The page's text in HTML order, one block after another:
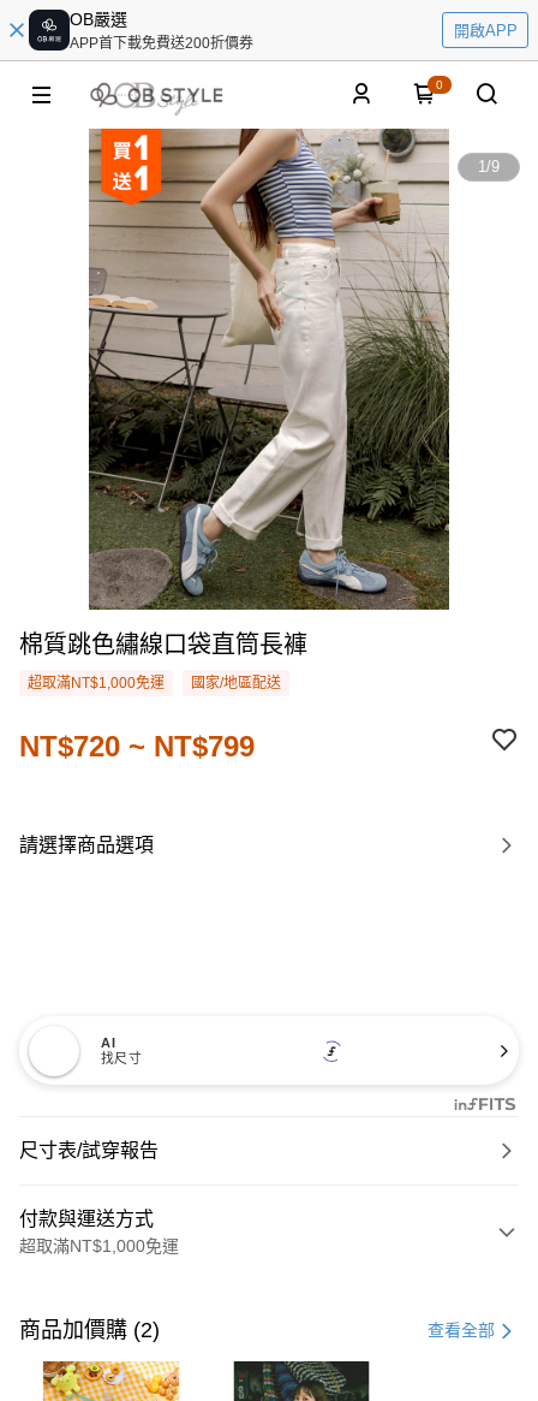
OB嚴選
APP首下載免費送200折價券
開啟APP
0
1/9
棉質跳色繡線口袋直筒長褲
超取滿NT$1,000免運 國家/地區配送
NT$720 ~ NT$799
請選擇商品選項
AI
找尺寸
尺寸表/試穿報告
付款與運送方式
超取滿NT$1,000免運
信用卡一次付款
購物金
商品加價購 (2) 查看全部